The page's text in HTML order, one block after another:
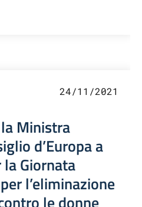
24/11/2021
Ministra
d’Europa a
Giornata
l’eliminazione